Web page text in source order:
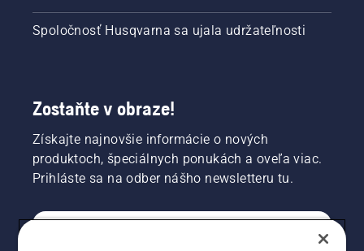
Spoločnosť Husqvarna sa ujala udržateľnosti
Zostaňte v obraze!
Získajte najnovšie informácie o nových
produktoch, špeciálnych ponukách a oveľa viac.
Prihláste sa na odber nášho newsletteru tu.